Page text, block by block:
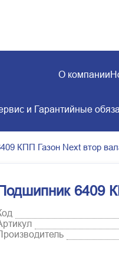
О компании
и Гарантийные
КПП Газон Next втор
Подшипник 6409